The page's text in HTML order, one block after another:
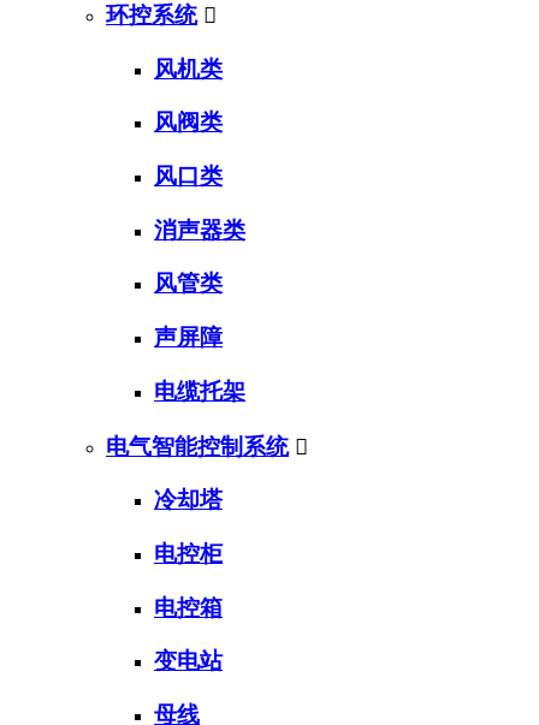
环控系统 
风机类
风阀类
风口类
消声器类
风管类
声屏障
电缆托架
电气智能控制系统 
冷却塔
电控柜
电控箱
变电站
母线